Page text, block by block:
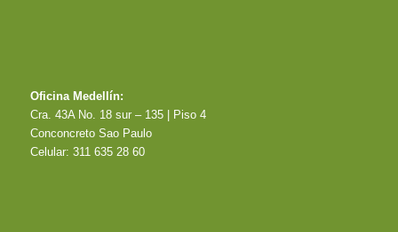
Oficina Medellín:
Cra. 43A No. 18 sur – 135 | Piso 4
Conconcreto Sao Paulo
Celular: 311 635 28 60